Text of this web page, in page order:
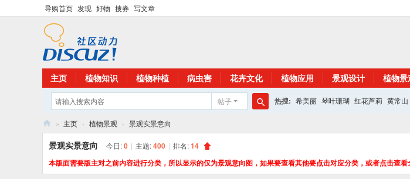
导购首页 发现 好物 搜券 写文章
主页 植物知识 植物种植 病虫害 花卉文化 植物应用 景观设计 植物景
帖子
索
热搜: 希美丽 琴叶珊瑚 红花芦莉 黄常山
花
植
» 主页 › 植物景观 › 景观实景意向
景观实景意向 今日:0 | 主题:400 | 排名:14
本版面需要版主对之前内容进行分类，所以显示的仅为景观意向图，如果要查看其他要点击对应分类，或者点击查看